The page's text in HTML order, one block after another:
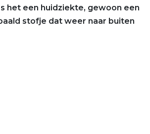
het een huidziekte, gewoon een
stofje dat weer naar buiten